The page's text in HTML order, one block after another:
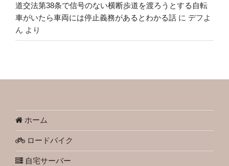
道交法第38条で信号のない横断歩道を渡ろうとする自転
車がいたら車両には停止義務があるとわかる話 に デフよ
ん より
ホーム
ロードバイク
自宅サーバー